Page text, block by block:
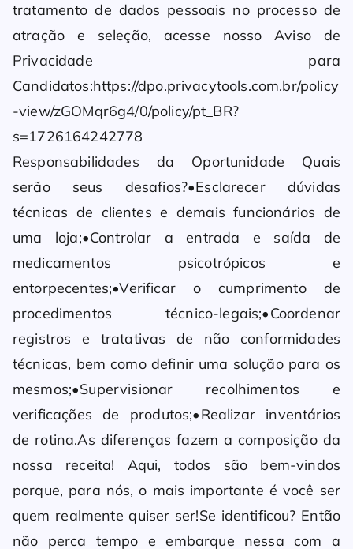
tratamento de dados pessoais no processo de
atração e seleção, acesse nosso Aviso de
Privacidade para
Candidatos:https://dpo.privacytools.com.br/policy
-view/zGOMqr6g4/0/policy/pt_BR?
s=1726164242778
Responsabilidades da Oportunidade Quais
serão seus desafios?•Esclarecer dúvidas
técnicas de clientes e demais funcionários de
uma loja;•Controlar a entrada e saída de
medicamentos psicotrópicos e
entorpecentes;•Verificar o cumprimento de
procedimentos técnico-legais;•Coordenar
registros e tratativas de não conformidades
técnicas, bem como definir uma solução para os
mesmos;•Supervisionar recolhimentos e
verificações de produtos;•Realizar inventários
de rotina.As diferenças fazem a composição da
nossa receita! Aqui, todos são bem-vindos
porque, para nós, o mais importante é você ser
quem realmente quiser ser!Se identificou? Então
não perca tempo e embarque nessa com a